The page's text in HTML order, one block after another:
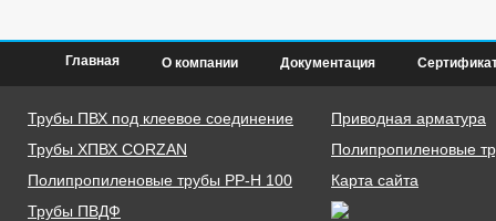
Главная О компании Документация
Трубы ПВХ под клеевое соединение
Трубы ХПВХ CORZAN
Полипропиленовые трубы PP-H 100
Трубы ПВДФ
Приводная арматура
Полипропиленовые
Карта сайта